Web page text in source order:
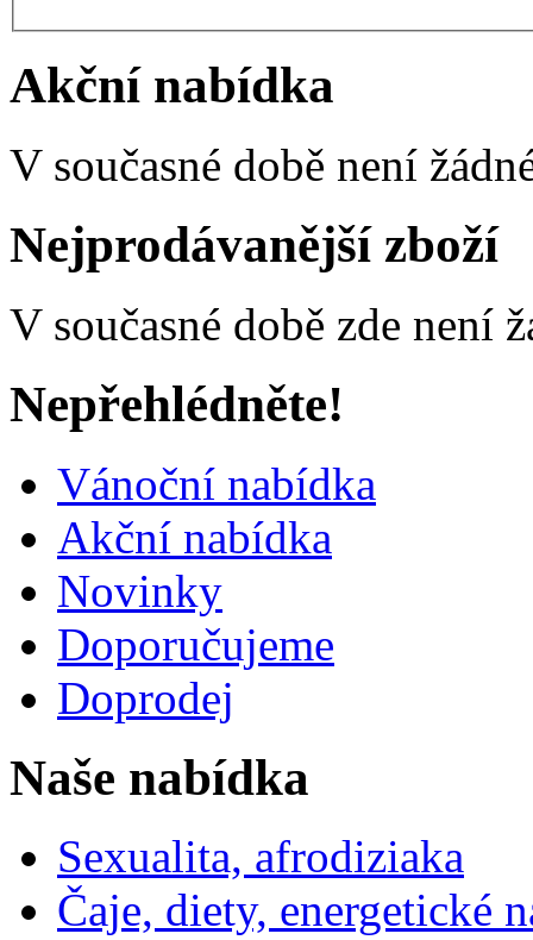
Akční nabídka
V současné době není
Nejprodávanější zboží
V současné době zde není
Nepřehlédněte!
Vánoční nabídka
Akční nabídka
Novinky
Doporučujeme
Doprodej
Naše nabídka
Sexualita, afrodiziaka
Čaje, diety, energetické